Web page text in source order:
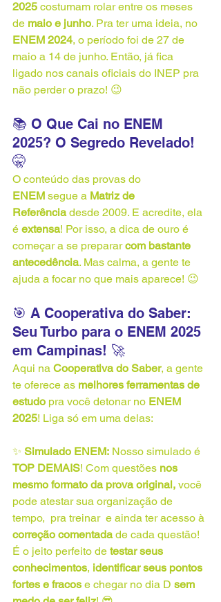
2025 costumam rolar entre os meses
de maio e junho. Pra ter uma ideia, no
ENEM 2024, o período foi de 27 de
maio a 14 de junho. Então, já fica
ligado nos canais oficiais do INEP pra
não perder o prazo! 😉
📚 O Que Cai no ENEM
2025? O Segredo Revelado!
🤫
O conteúdo das provas do
ENEM segue a Matriz de
Referência desde 2009. E acredite, ela
é extensa! Por isso, a dica de ouro é
começar a se preparar com bastante
antecedência. Mas calma, a gente te
ajuda a focar no que mais aparece! 😉
🎯 A Cooperativa do Saber:
Seu Turbo para o ENEM 2025
em Campinas! 🚀
Aqui na Cooperativa do Saber, a gente
te oferece as melhores ferramentas de
estudo pra você detonar no ENEM
2025! Liga só em uma delas:
✨ Simulado ENEM: Nosso simulado é
TOP DEMAIS! Com questões nos
mesmo formato da prova original, você
pode atestar sua organização de
tempo,  pra treinar  e ainda ter acesso à
correção comentada de cada questão!
É o jeito perfeito de testar seus
conhecimentos, identificar seus pontos
fortes e fracos e chegar no dia D sem